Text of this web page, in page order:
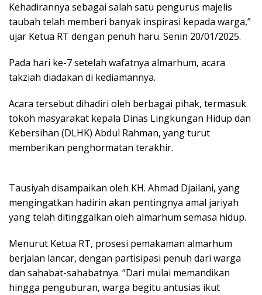
Kehadirannya sebagai salah satu pengurus majelis
taubah telah memberi banyak inspirasi kepada warga,”
ujar Ketua RT dengan penuh haru. Senin 20/01/2025.
Pada hari ke-7 setelah wafatnya almarhum, acara
takziah diadakan di kediamannya.
Acara tersebut dihadiri oleh berbagai pihak, termasuk
tokoh masyarakat kepala Dinas Lingkungan Hidup dan
Kebersihan (DLHK) Abdul Rahman, yang turut
memberikan penghormatan terakhir.
Tausiyah disampaikan oleh KH. Ahmad Djailani, yang
mengingatkan hadirin akan pentingnya amal jariyah
yang telah ditinggalkan oleh almarhum semasa hidup.
Menurut Ketua RT, prosesi pemakaman almarhum
berjalan lancar, dengan partisipasi penuh dari warga
dan sahabat-sahabatnya. “Dari mulai memandikan
hingga penguburan, warga begitu antusias ikut